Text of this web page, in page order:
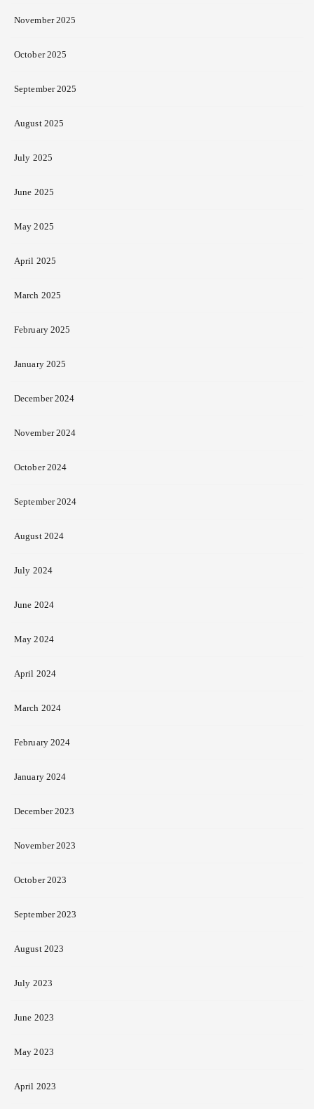
November 2025
October 2025
September 2025
August 2025
July 2025
June 2025
May 2025
April 2025
March 2025
February 2025
January 2025
December 2024
November 2024
October 2024
September 2024
August 2024
July 2024
June 2024
May 2024
April 2024
March 2024
February 2024
January 2024
December 2023
November 2023
October 2023
September 2023
August 2023
July 2023
June 2023
May 2023
April 2023